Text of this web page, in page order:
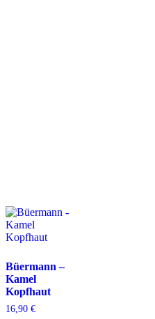
Büermann –
Kamel
Kopfhaut
16,90 €